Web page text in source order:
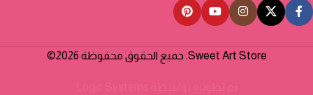
Sweet Art Store. جميع الحقوق محفوظة 2026©